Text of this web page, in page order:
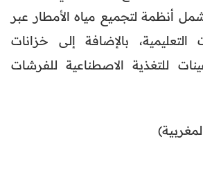
أنظمة لتجميع مياه الأمطار عبر
بالإضافة إلى خزانات
للتغذية الاصطناعية للفرشات